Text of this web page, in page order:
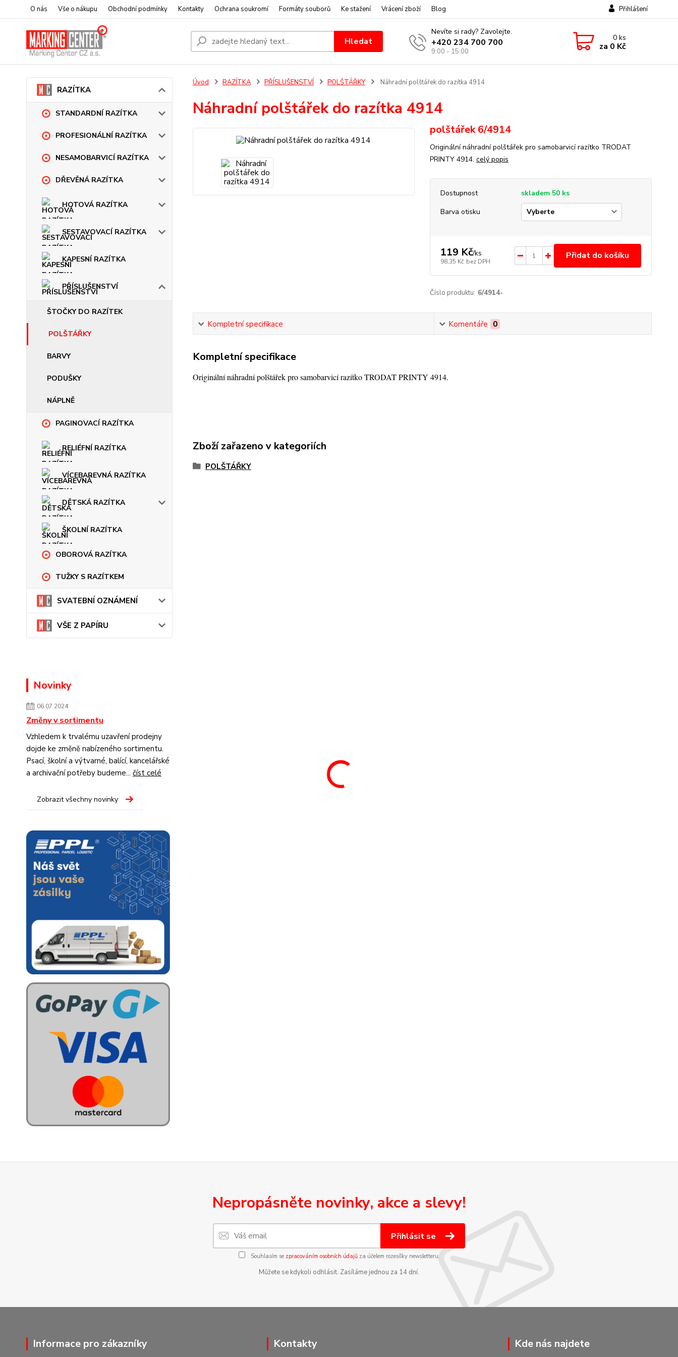
O nás Vše o nákupu Obchodní podmínky Kontakty Ochrana soukromí Formáty souborů Ke stažení Vrácení zboží Blog Přihlášení
Hledat
Nevíte si rady? Zavolejte.
+420 234 700 700
9:00 - 15:00
0ks
za 0 Kč
RAZÍTKA
STANDARDNÍ RAZÍTKA
PROFESIONÁLNÍ RAZÍTKA
NESAMOBARVICÍ RAZÍTKA
DŘEVĚNÁ RAZÍTKA
HOTOVÁ RAZÍTKA
SESTAVOVACÍ RAZÍTKA
KAPESNÍ RAZÍTKA
PŘÍSLUŠENSTVÍ
ŠTOČKY DO RAZÍTEK
POLŠTÁŘKY
BARVY
PODUŠKY
NÁPLNĚ
PAGINOVACÍ RAZÍTKA
RELIÉFNÍ RAZÍTKA
VÍCEBAREVNÁ RAZÍTKA
DĚTSKÁ RAZÍTKA
ŠKOLNÍ RAZÍTKA
OBOROVÁ RAZÍTKA
TUŽKY S RAZÍTKEM
SVATEBNÍ OZNÁMENÍ
VŠE Z PAPÍRU
Novinky
06.07.2024
Změny v sortimentu
Vzhledem k trvalému uzavření prodejny
dojde ke změně nabízeného sortimentu.
Psací, školní a výtvarné, balící, kancelářské
a archivační potřeby budeme... číst celé
Zobrazit všechny novinky
Úvod RAZÍTKA PŘÍSLUŠENSTVÍ POLŠTÁŘKY Náhradní polštářek do razítka 4914
Náhradní polštářek do razítka 4914
polštářek 6/4914
Originální náhradní polštářek pro samobarvicí razítko TRODAT
PRINTY 4914. celý popis
Dostupnost
skladem 50 ks
Barva otisku
119 Kč/ks
98,35 Kč bez DPH
Přidat do košíku
Číslo produktu: 6/4914-
Kompletní specifikace Komentáře 0
Kompletní specifikace
Originální náhradní polštářek pro samobarvicí razítko TRODAT PRINTY 4914.
Zboží zařazeno v kategoriích
POLŠTÁŘKY
Nepropásněte novinky, akce a slevy!
Přihlásit se
Souhlasím se zpracováním osobních údajůza účelem rozesílky newsletteru.
Můžete se kdykoli odhlásit. Zasíláme jednou za 14 dní.
Informace pro zákazníky Kontakty Kde nás najdete